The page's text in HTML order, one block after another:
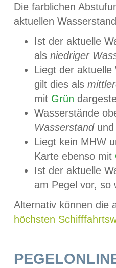
Die farblichen
aktuellen
Ist der aktuelle
als niedriger
Liegt der
gilt dies als
mit Grün
Wasserstände
Wasserstandund
Liegt kein MHW
Karte ebenso mit
Ist der aktuelle
am Pegel vor,
Alternativ können die
höchsten